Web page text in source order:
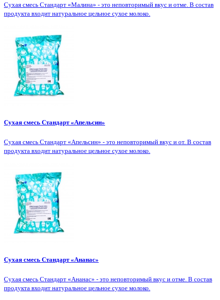
Сухая смесь Стандарт «Малина» - это неповторимый вкус и отме. В состав
продукта входит натуральное цельное сухое молоко.
Сухая смесь Стандарт «Апельсин»
Сухая смесь Стандарт «Апельсин» - это неповторимый вкус и от. В состав
продукта входит натуральное цельное сухое молоко.
Сухая смесь Стандарт «Ананас»
Сухая смесь Стандарт «Ананас» - это неповторимый вкус и отме. В состав
продукта входит натуральное цельное сухое молоко.